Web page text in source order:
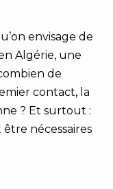
envisage de
Algérie, une
de
contact, la
? Et surtout :
nécessaires